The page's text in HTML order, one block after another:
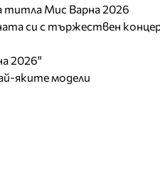
титла Мис Варна 2026
си с тържествен
2026"
яките модели